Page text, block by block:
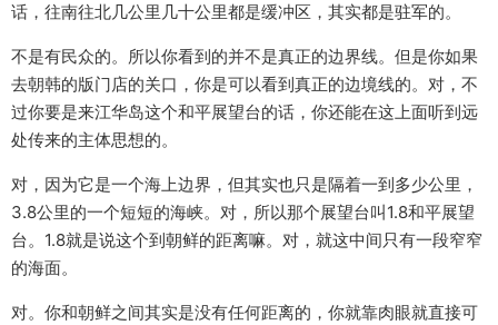
话，往南往北几公里几十公里都是缓冲区，其实都是驻军的。
不是有民众的。所以你看到的并不是真正的边界线。但是你如果
去朝韩的版门店的关口，你是可以看到真正的边境线的。对，不
过你要是来江华岛这个和平展望台的话，你还能在这上面听到远
处传来的主体思想的。
对，因为它是一个海上边界，但其实也只是隔着一到多少公里，
3.8公里的一个短短的海峡。对，所以那个展望台叫1.8和平展望
台。1.8就是说这个到朝鲜的距离嘛。对，就这中间只有一段窄窄
的海面。
对。你和朝鲜之间其实是没有任何距离的，你就靠肉眼就直接可